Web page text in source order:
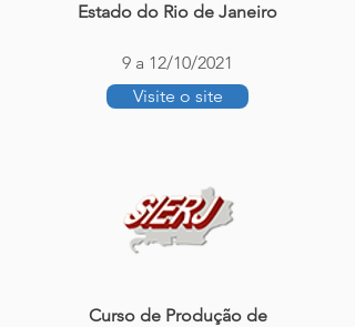
Estado do Rio de Janeiro
9 a 12/10/2021
Visite o site
Curso de Produção de